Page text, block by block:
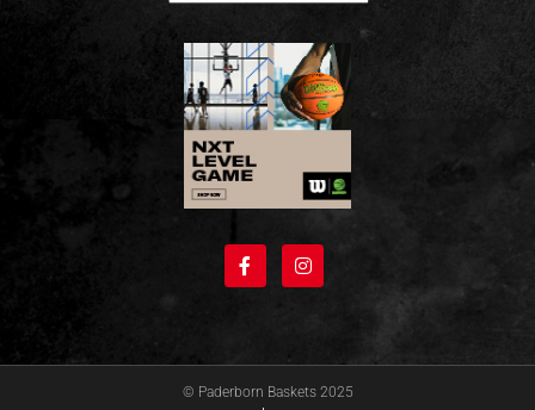
© Paderborn Baskets 2025